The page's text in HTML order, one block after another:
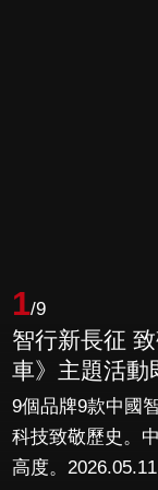
1/9
智行新長征
車》主題活動
9個品牌9款中國
科技致敬歷史。
高度。